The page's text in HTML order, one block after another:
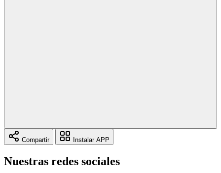
Compartir Instalar APP
Nuestras redes sociales